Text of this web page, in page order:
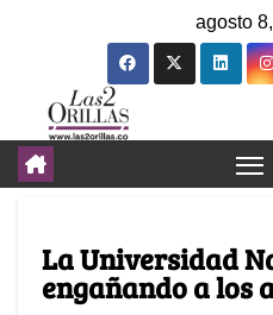
agosto
La Universidad
engañando a los